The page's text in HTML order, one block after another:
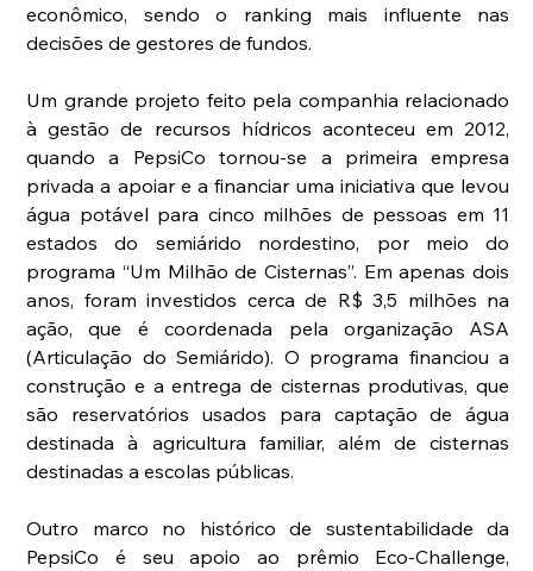
econômico, sendo o ranking mais influente nas
decisões de gestores de fundos.
Um grande projeto feito pela companhia relacionado
à gestão de recursos hídricos aconteceu em 2012,
quando a PepsiCo tornou-se a primeira empresa
privada a apoiar e a financiar uma iniciativa que levou
água potável para cinco milhões de pessoas em 11
estados do semiárido nordestino, por meio do
programa “Um Milhão de Cisternas”. Em apenas dois
anos, foram investidos cerca de R$ 3,5 milhões na
ação, que é coordenada pela organização ASA
(Articulação do Semiárido). O programa financiou a
construção e a entrega de cisternas produtivas, que
são reservatórios usados para captação de água
destinada à agricultura familiar, além de cisternas
destinadas a escolas públicas.
Outro marco no histórico de sustentabilidade da
PepsiCo é seu apoio ao prêmio Eco-Challenge,